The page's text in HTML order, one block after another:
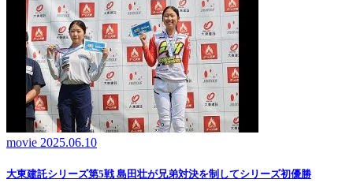
movie 2025.06.10
大東建託シリーズ第5戦 島田壮が兄弟対決を制してシリーズ初優勝